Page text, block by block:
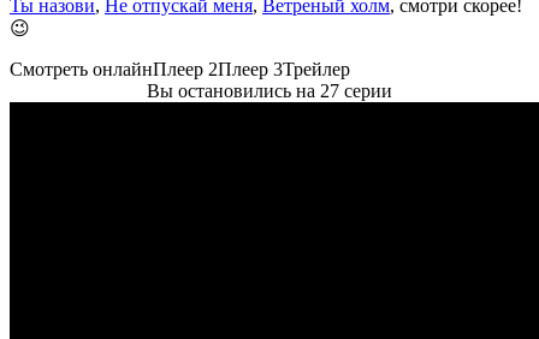
Ты назови, Не отпускай меня, Ветреный холм, смотри скорее!
😉
Смотреть онлайнПлеер 2Плеер 3Трейлер
Вы остановились на 27 серии